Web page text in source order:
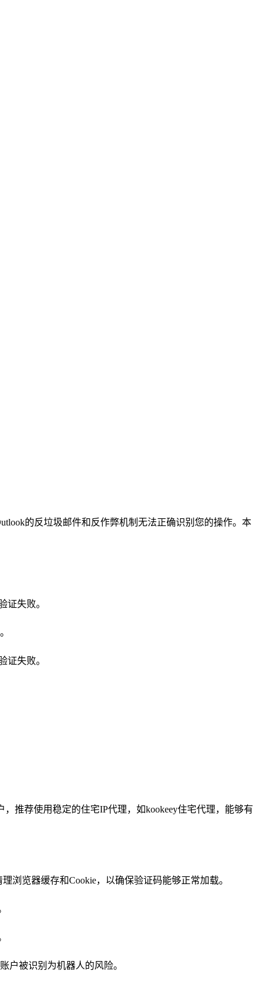
的反垃圾邮件和反作弊机制无法正确识别您的操作。本
证失败。
证失败。
推荐使用稳定的住宅IP代理，如kookeey住宅代理，能够有
浏览器缓存和Cookie，以确保验证码能够正常加载。
户被识别为机器人的风险。